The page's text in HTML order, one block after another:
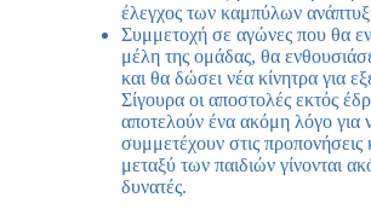
έλεγχος των καμπύλων
Συμμετοχή σε αγώνες που θα
μέλη της ομάδας, θα
και θα δώσει νέα κίνητρα για
Σίγουρα οι αποστολές εκτός
αποτελούν ένα ακόμη λόγο για
συμμετέχουν στις προπονήσεις
μεταξύ των παιδιών γίνονται
δυνατές.